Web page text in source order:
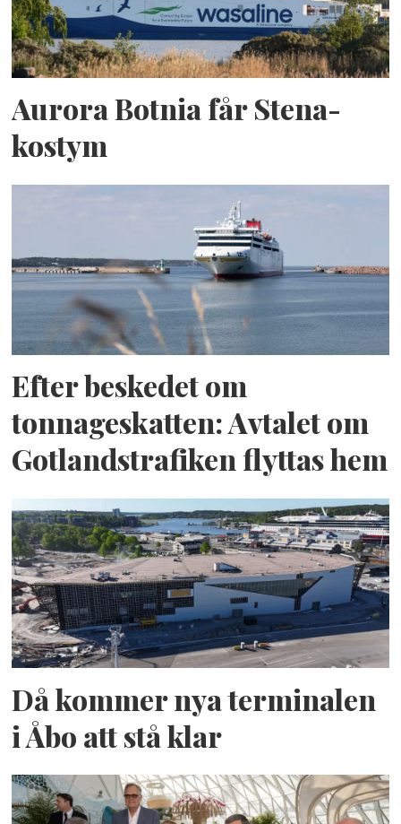
Aurora Botnia får Stena-
kostym
Efter beskedet om
tonnageskatten: Avtalet om
Gotlandstrafiken flyttas hem
Då kommer nya terminalen
i Åbo att stå klar